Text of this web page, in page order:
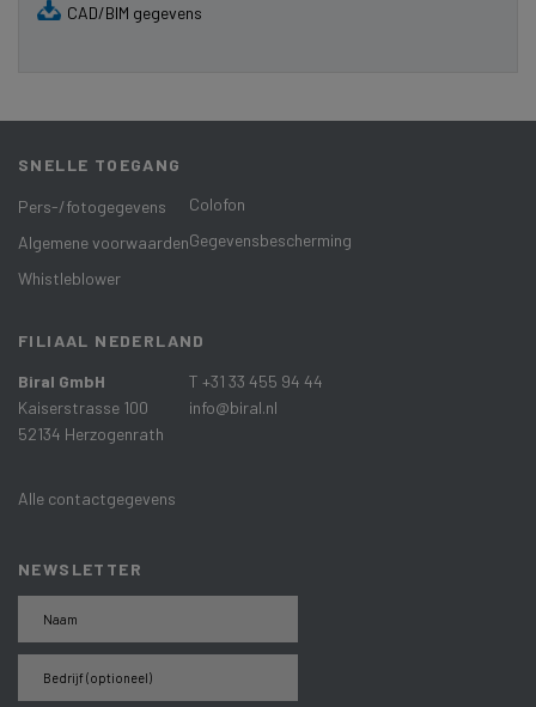
CAD/BIM gegevens
SNELLE TOEGANG
Pers-/fotogegevens
Algemene voorwaarden
Whistleblower
Colofon
Gegevensbescherming
FILIAAL NEDERLAND
Biral GmbH
Kaiserstrasse 100
52134 Herzogenrath
Alle contactgegevens
T +31 33 455 94 44
info@biral.nl
NEWSLETTER